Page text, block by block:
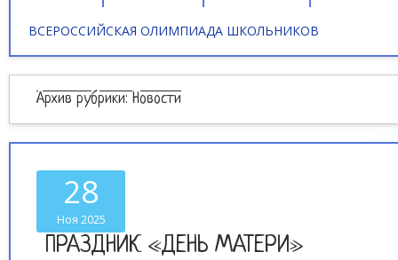
ВСЕРОССИЙСКАЯ ОЛИМПИАДА ШКОЛЬНИКОВ
Архив рубрики: Новости
28
Ноя 2025
ПРАЗДНИК «ДЕНЬ МАТЕРИ»